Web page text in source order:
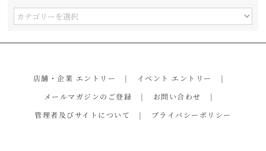
カ
店舗・企業 エントリー
イベント エントリー
メールマガジンのご登録
お問い合わせ
管理者及びサイトについて
プライバシーポリシー